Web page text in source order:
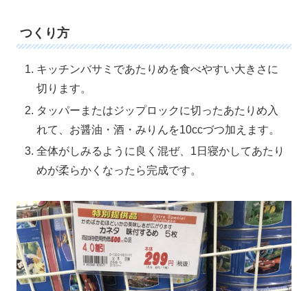
つくり方
キッチンバサミであたりめを食べやすい大きさに
切ります。
タッパーまたはジップロックに切ったあたりめ入
れて、お醤油・酒・みりんを10ccづつ加えます。
全体がしみるように良く混ぜ、1日寝かしてあたり
めが柔らかくなったら完成です。